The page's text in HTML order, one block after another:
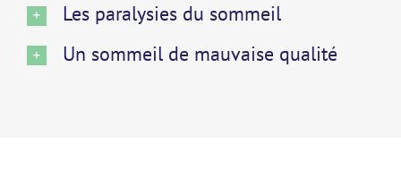
Les paralysies du sommeil
Un sommeil de mauvaise qualité